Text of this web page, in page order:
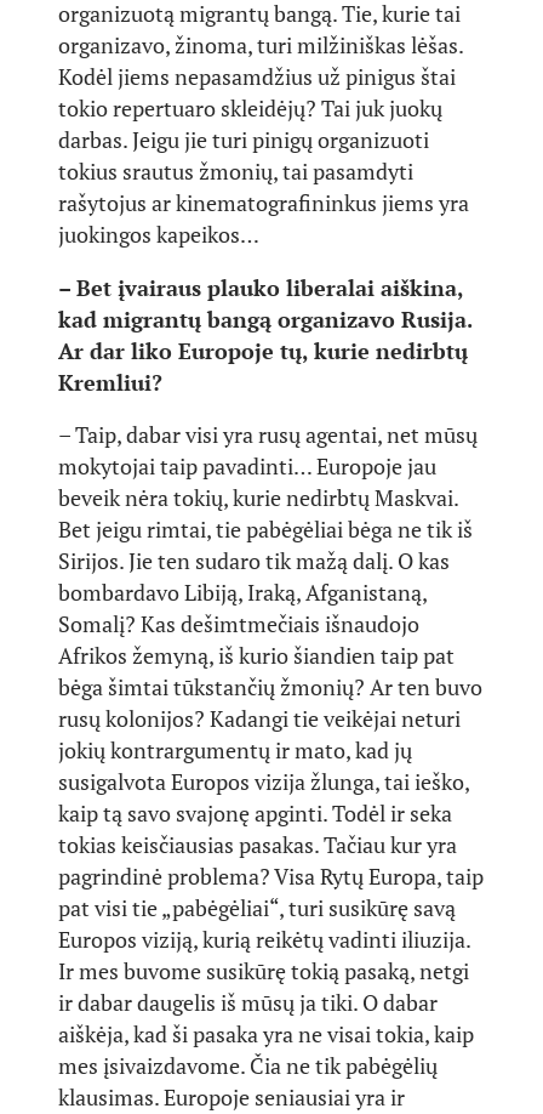
organizuotą migrantų bangą. Tie, kurie tai
organizavo, žinoma, turi milžiniškas lėšas.
Kodėl jiems nepasamdžius už pinigus štai
tokio repertuaro skleidėjų? Tai juk juokų
darbas. Jeigu jie turi pinigų organizuoti
tokius srautus žmonių, tai pasamdyti
rašytojus ar kinematografininkus jiems yra
juokingos kapeikos…
– Bet įvairaus plauko liberalai aiškina,
kad migrantų bangą organizavo Rusija.
Ar dar liko Europoje tų, kurie nedirbtų
Kremliui?
– Taip, dabar visi yra rusų agentai, net mūsų
mokytojai taip pavadinti… Europoje jau
beveik nėra tokių, kurie nedirbtų Maskvai.
Bet jeigu rimtai, tie pabėgėliai bėga ne tik iš
Sirijos. Jie ten sudaro tik mažą dalį. O kas
bombardavo Libiją, Iraką, Afganistaną,
Somalį? Kas dešimtmečiais išnaudojo
Afrikos žemyną, iš kurio šiandien taip pat
bėga šimtai tūkstančių žmonių? Ar ten buvo
rusų kolonijos? Kadangi tie veikėjai neturi
jokių kontrargumentų ir mato, kad jų
susigalvota Europos vizija žlunga, tai ieško,
kaip tą savo svajonę apginti. Todėl ir seka
tokias keisčiausias pasakas. Tačiau kur yra
pagrindinė problema? Visa Rytų Europa, taip
pat visi tie „pabėgėliai“, turi susikūrę savą
Europos viziją, kurią reikėtų vadinti iliuzija.
Ir mes buvome susikūrę tokią pasaką, netgi
ir dabar daugelis iš mūsų ja tiki. O dabar
aiškėja, kad ši pasaka yra ne visai tokia, kaip
mes įsivaizdavome. Čia ne tik pabėgėlių
klausimas. Europoje seniausiai yra ir